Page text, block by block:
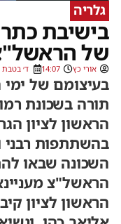
גלריה
בישיבת כתר
של
אורי כץ 14:07 ד׳ בטבת
בעיצומם של
תורה בשכונת
הראשון לציון
בהשתתפות רבני
השכונה שבאו
הראשל"צ
הראשון לציון